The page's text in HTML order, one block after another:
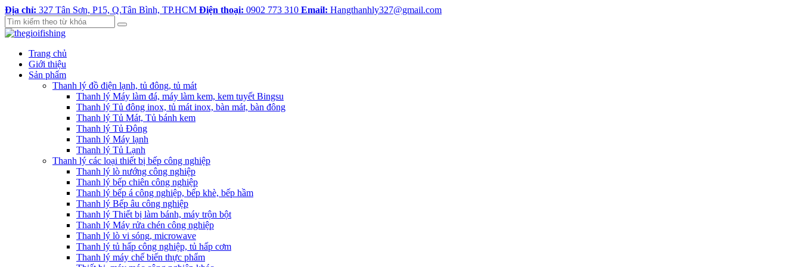
Địa chỉ: 327 Tân Sơn, P15, Q.Tân Bình, TP.HCM Điện thoại: 0902 773 310 Email: Hangthanhly327@gmail.com
Trang chủ
Giới thiệu
Sản phẩm
Thanh lý đồ điện lạnh, tủ đông, tủ mát
Thanh lý Máy làm đá, máy làm kem, kem tuyết Bingsu
Thanh lý Tủ đông inox, tủ mát inox, bàn mát, bàn đông
Thanh lý Tủ Mát, Tủ bánh kem
Thanh lý Tủ Đông
Thanh lý Máy lạnh
Thanh lý Tủ Lạnh
Thanh lý các loại thiết bị bếp công nghiệp
Thanh lý lò nướng công nghiệp
Thanh lý bếp chiên công nghiệp
Thanh lý bếp á công nghiệp, bếp khè, bếp hầm
Thanh lý Bếp âu công nghiệp
Thanh lý Thiết bị làm bánh, máy trộn bột
Thanh lý Máy rửa chén công nghiệp
Thanh lý lò vi sóng, microwave
Thanh lý tủ hấp công nghiệp, tủ hấp cơm
Thanh lý máy chế biến thực phẩm